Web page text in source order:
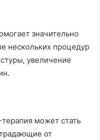
значительно
нескольких процедур
увеличение
может стать
от